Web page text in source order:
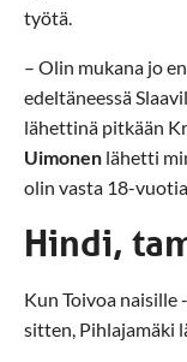
työtä.
– Olin mukana jo
edeltäneessä
lähettinä pitkään
Uimonen lähetti
olin vasta 18-
Hindi,
Kun Toivoa naisille
sitten, Pihlajamäki